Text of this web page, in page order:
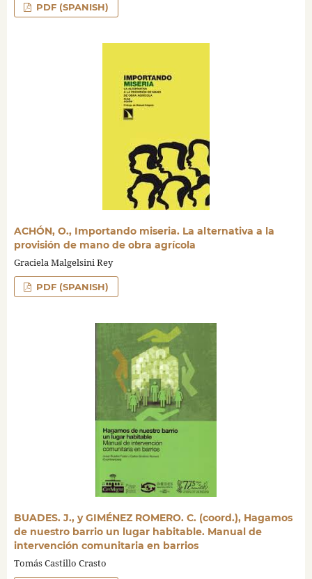
PDF (SPANISH)
ACHÓN, O., Importando miseria. La alternativa a la
provisión de mano de obra agrícola
Graciela Malgelsini Rey
PDF (SPANISH)
BUADES. J., y GIMÉNEZ ROMERO. C. (coord.), Hagamos
de nuestro barrio un lugar habitable. Manual de
intervención comunitaria en barrios
Tomás Castillo Crasto